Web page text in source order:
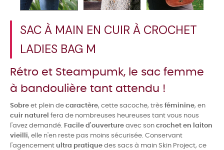
SAC À MAIN EN CUIR À CROCHET
LADIES BAG M
Rétro et Steampumk, le sac femme
à bandoulière tant attendu !
Sobre et plein de caractère, cette sacoche, très féminine, en
cuir naturel fera de nombreuses heureuses tant vous nous
l'avez demandé. Facile d'ouverture avec son crochet en laiton
vieilli, elle n'en reste pas moins sécurisée. Conservant
l'agencement ultra pratique des sacs à main Skin Project, ce